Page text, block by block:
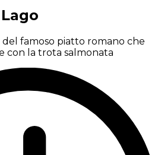
famoso piatto romano che
con la trota salmonata